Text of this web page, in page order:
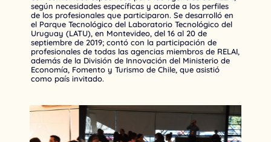
según necesidades específicas y acorde a los perfiles
de los profesionales que participaron. Se desarrolló en
el Parque Tecnológico del Laboratorio Tecnológico del
Uruguay (LATU), en Montevideo, del 16 al 20 de
septiembre de 2019; contó con la participación de
profesionales de todas las agencias miembros de RELAI,
además de la División de Innovación del Ministerio de
Economía, Fomento y Turismo de Chile, que asistió
como país invitado.